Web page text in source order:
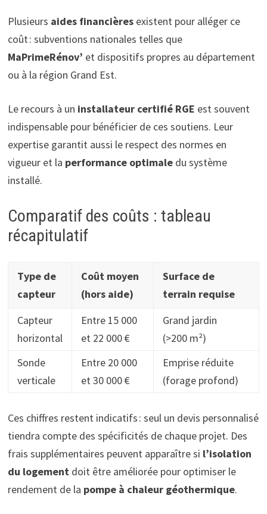
Plusieurs aides financièresexistent pour alléger ce
coût : subventions nationales telles que
MaPrimeRénov’ et dispositifs propres au département
ou à la région Grand Est.
Le recours à un installateur certifié RGE est souvent
indispensable pour bénéficier de ces soutiens. Leur
expertise garantit aussi le respect des normes en
vigueur et la performance optimaledu système
installé.
Comparatif des coûts : tableau
récapitulatif
Type de
capteur
Coût moyen
(hors aide)
Surface de
terrain requise
Capteur
horizontal
Entre 15 000
et 22 000 €
Grand jardin
(>200 m²)
Sonde
verticale
Entre 20 000
et 30 000 €
Emprise réduite
(forage profond)
Ces chiffres restent indicatifs : seul un devis personnalisé
tiendra compte des spécificités de chaque projet. Des
frais supplémentaires peuvent apparaître si l’isolation
du logementdoit être améliorée pour optimiser le
rendement de la pompe à chaleur géothermique.